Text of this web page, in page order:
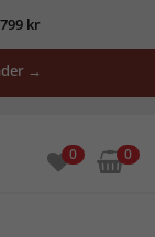
kr
→
0 0